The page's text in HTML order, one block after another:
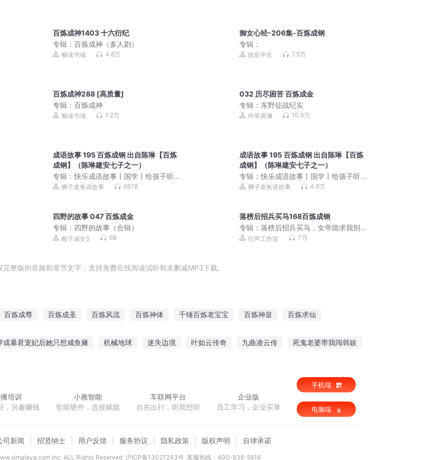
百炼成神1403 十六衍纪
专辑：百炼成神（多人剧）
畅读书城 4.8万
御女心经-206集-百炼成钢
专辑：
皓辰学长 7.5万
百炼成神288 [高质量]
专辑：百炼成神
畅读书城 7.2万
032 历尽困苦 百炼成金
专辑： 东野征战纪实
吟筝观澜 10.6万
成语故事 195 百炼成钢 出自陈琳【百炼
成钢】（陈琳建安七子之一）
专辑：快乐成语故事丨国学丨给孩子听
的中华成语丨狮子老爸
狮子老爸讲故事 6878
成语故事 195 百炼成钢 出自陈琳【百炼
成钢】（陈琳建安七子之一）
专辑：快乐成语故事丨国学丨给孩子听
的中华成语丨狮子老爸
狮子老爸讲故事 4.6万
四野的故事 047 百炼成金
专辑： 四野的故事（合辑）
帽子淑女S 68
落榜后招兵买马168百炼成钢
专辑：落榜后招兵买马，女帝跪求我别
反｜多人｜衍声工作室
衍声工作室 7万
整版的音频和章节文字，支持免费在线阅读试听和未删减MP3下载。
百炼成尊 百炼成圣 百炼风流 百炼神体 千锤百炼老宝宝 百炼神皇 百炼求仙
成暴君宠妃后她只想咸鱼瘫 机械地球 迷失边境 叶如云传奇 九曲凌云传 死鬼老婆带我闯韩娱
培训
，兴趣赚钱
小雅智能
智能硬件，连接赋能
车联网平台
自在出行，听我想听
企业版
员工学习，企业买单
手机端
电脑端
司新闻 招贤纳士 用户反馈 服务协议 隐私政策 版权声明 自律承诺
lnc. ALL Rights Reserved 沪ICP备13027243号 客服热线：400-838-5616